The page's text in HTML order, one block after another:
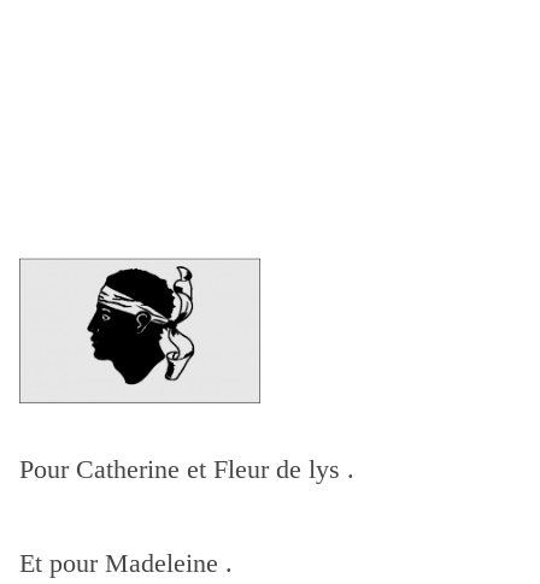
Pour Catherine et Fleur de lys .
Et pour Madeleine .